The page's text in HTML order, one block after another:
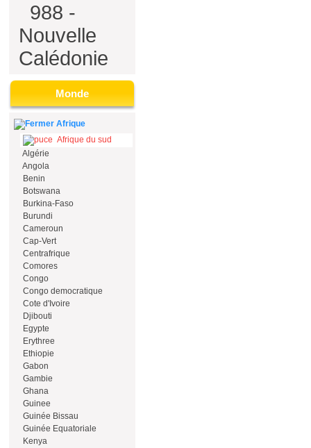
988 -
Nouvelle
Calédonie
Monde
Afrique
Afrique du sud
Algérie
Angola
Benin
Botswana
Burkina-Faso
Burundi
Cameroun
Cap-Vert
Centrafrique
Comores
Congo
Congo democratique
Cote d'Ivoire
Djibouti
Egypte
Erythree
Ethiopie
Gabon
Gambie
Ghana
Guinee
Guinée Bissau
Guinée Equatoriale
Kenya